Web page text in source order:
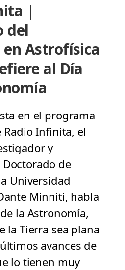
|
del
Astrofísica
al Día
en el programa
Radio Infinita, el
y
de
Universidad
Minniti, habla
la Astronomía,
la Tierra sea plana
avances de
lo tienen muy